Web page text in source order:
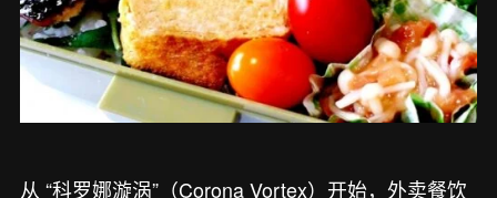
从 “科罗娜漩涡”（Corona Vortex）开始，外卖餐饮